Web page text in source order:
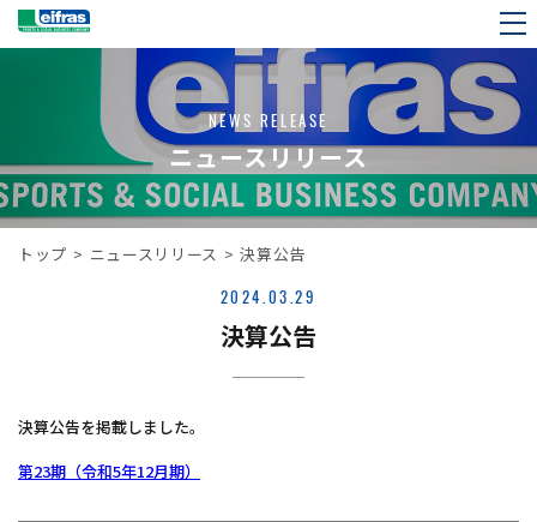
NEWS RELEASE
ニュースリリース
トップ > ニュースリリース > 決算公告
2024.03.29
決算公告
決算公告を掲載しました。
第23期（令和5年12月期）